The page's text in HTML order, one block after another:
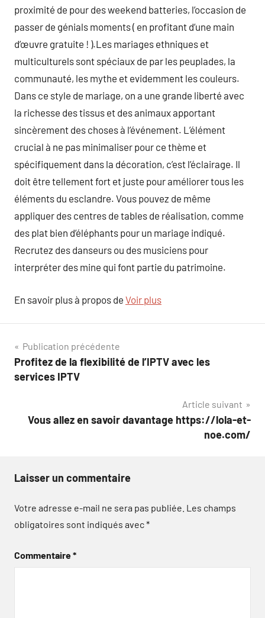
proximité de pour des weekend batteries, l’occasion de
passer de génials moments ( en profitant d’une main
d’œuvre gratuite ! ).Les mariages ethniques et
multiculturels sont spéciaux de par les peuplades, la
communauté, les mythe et evidemment les couleurs.
Dans ce style de mariage, on a une grande liberté avec
la richesse des tissus et des animaux apportant
sincèrement des choses à l’événement. L’élément
crucial à ne pas minimaliser pour ce thème et
spécifiquement dans la décoration, c’est l’éclairage. Il
doit être tellement fort et juste pour améliorer tous les
éléments du esclandre. Vous pouvez de même
appliquer des centres de tables de réalisation, comme
des plat bien d’éléphants pour un mariage indiqué.
Recrutez des danseurs ou des musiciens pour
interpréter des mine qui font partie du patrimoine.
En savoir plus à propos de Voir plus
Navigation
de
Publication précédente
Profitez de la flexibilité de l’IPTV avec les
services IPTV
Article suivant
Vous allez en savoir davantage https://lola-et-
noe.com/
Laisser un commentaire
Votre adresse e-mail ne sera pas publiée. Les champs
obligatoires sont indiqués avec*
Commentaire*